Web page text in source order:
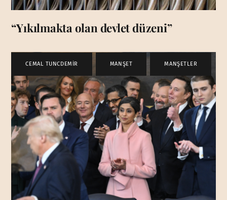
“Yıkılmakta olan devlet düzeni”
CEMAL TUNCDEMİR MANŞET MANŞETLER